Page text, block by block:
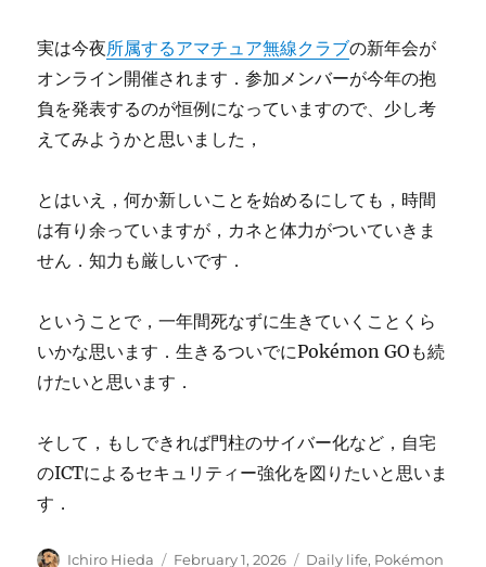
実は今夜所属するアマチュア無線クラブの新年会が
オンライン開催されます．参加メンバーが今年の抱
負を発表するのが恒例になっていますので、少し考
えてみようかと思いました，
とはいえ，何か新しいことを始めるにしても，時間
は有り余っていますが，カネと体力がついていきま
せん．知力も厳しいです．
ということで，一年間死なずに生きていくことくら
いかな思います．生きるついでにPokémon GOも続
けたいと思います．
そして，もしできれば門柱のサイバー化など，自宅
のICTによるセキュリティー強化を図りたいと思いま
す．
Author
Ichiro Hieda
Posted
February 1, 2026 Categories
Daily life, Pokémon